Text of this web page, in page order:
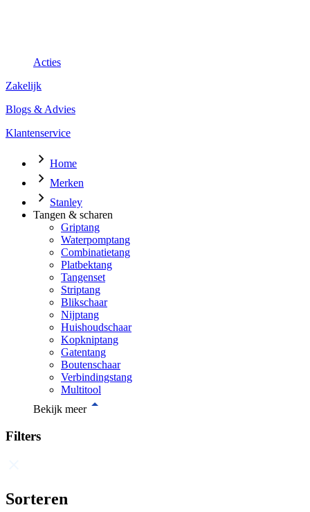
Acties
Zakelijk
Blogs & Advies
Klantenservice
Home
Merken
Stanley
Tangen & scharen
Griptang
Waterpomptang
Combinatietang
Platbektang
Tangenset
Striptang
Blikschaar
Nijptang
Huishoudschaar
Kopkniptang
Gatentang
Boutenschaar
Verbindingstang
Multitool
Bekijk meer
Filters
Sorteren